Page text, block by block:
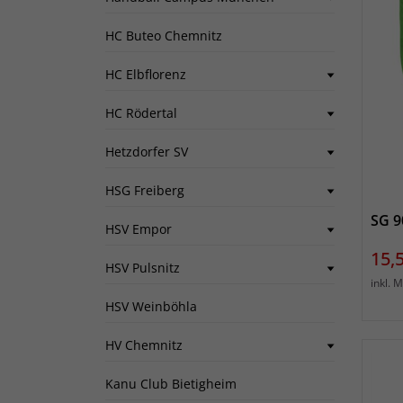
HC Buteo Chemnitz
HC Elbflorenz
HC Rödertal
Hetzdorfer SV
HSG Freiberg
HSV Empor
HSV Pulsnitz
HSV Weinböhla
HV Chemnitz
Kanu Club Bietigheim
SG
inkl.